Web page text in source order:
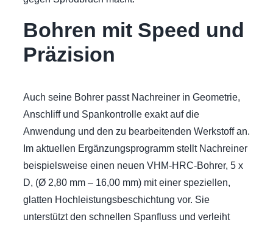
Bohren mit Speed und
Präzision
Auch seine Bohrer passt Nachreiner in Geometrie,
Anschliff und Spankontrolle exakt auf die
Anwendung und den zu bearbeitenden Werkstoff an.
Im aktuellen Ergänzungsprogramm stellt Nachreiner
beispielsweise einen neuen VHM-HRC-Bohrer, 5 x
D, (Ø 2,80 mm – 16,00 mm) mit einer speziellen,
glatten Hochleistungsbeschichtung vor. Sie
unterstützt den schnellen Spanfluss und verleiht